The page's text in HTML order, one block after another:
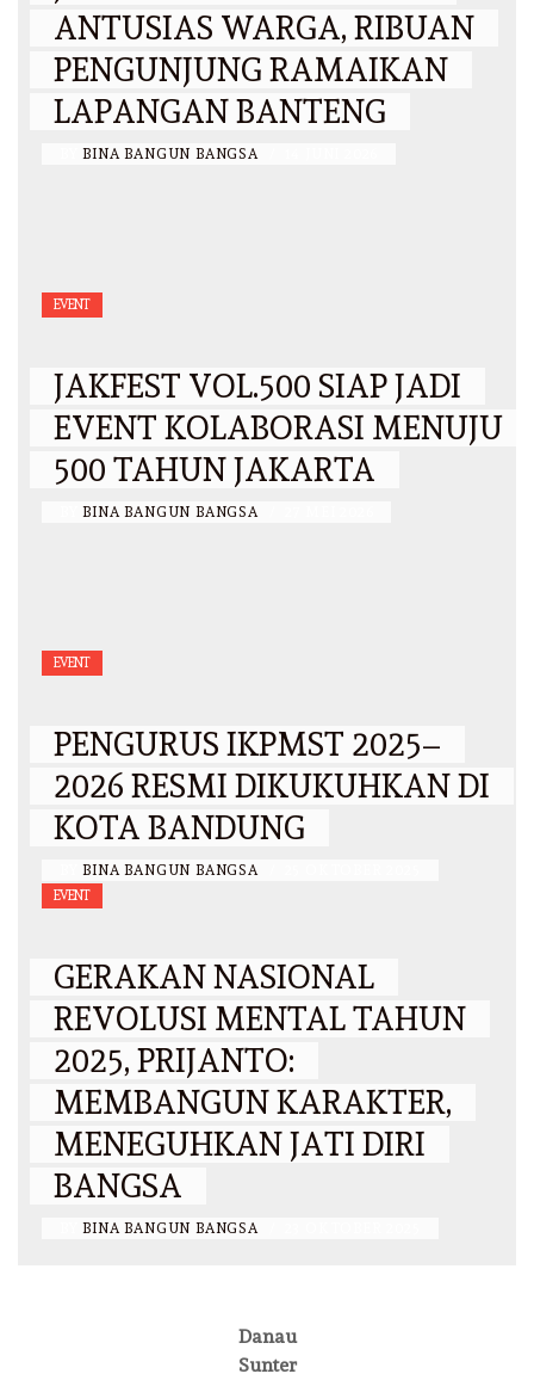
ANTUSIAS WARGA, RIBUAN
PENGUNJUNG RAMAIKAN
LAPANGAN BANTENG
BINA BANGUN BANGSA
EVENT
JAKFEST VOL.500 SIAP JADI
EVENT KOLABORASI MENUJU
500 TAHUN JAKARTA
BINA BANGUN BANGSA
EVENT
PENGURUS IKPMST 2025–
2026 RESMI DIKUKUHKAN DI
KOTA BANDUNG
BINA BANGUN BANGSA
EVENT
GERAKAN NASIONAL
REVOLUSI MENTAL TAHUN
2025, PRIJANTO:
MEMBANGUN KARAKTER,
MENEGUHKAN JATI DIRI
BANGSA
BINA BANGUN BANGSA
Danau
Sunter